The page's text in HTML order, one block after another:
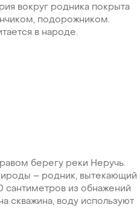
вокруг родника покрыта
подорожником.
в народе.
берегу реки Неручь.
– родник, вытекающий
из обнажений
скважина, воду используют